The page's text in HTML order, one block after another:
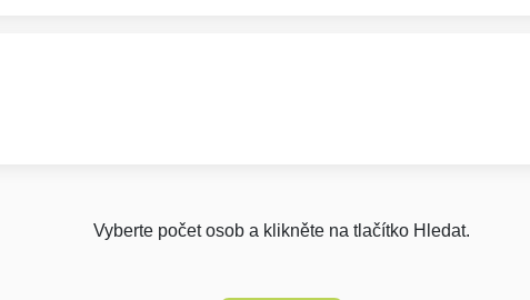
Vyberte počet osob a klikněte na tlačítko Hledat.